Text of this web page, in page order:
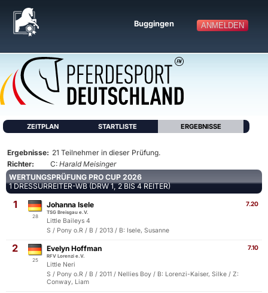
ANMELDEN
Buggingen
ZEITPLAN STARTLISTE ERGEBNISSE
Ergebnisse: 21 Teilnehmer in dieser Prüfung.
Richter:
C: Harald Meisinger
WERTUNGSPRÜFUNG PRO CUP 2026
1 DRESSURREITER-WB (DRW 1, 2 BIS 4 REITER)
1
28
7.20
Johanna Isele
TSG Breisgau e.V.
Little Baileys 4
S / Pony o.R / B / 2013 / B: Isele, Susanne
2
25
7.10
Evelyn Hoffman
RFV Lorenzi e.V.
Little Neri
S / Pony o.R / B / 2011 / Nellies Boy / B: Lorenzi-Kaiser, Silke / Z:
Conway, Liam